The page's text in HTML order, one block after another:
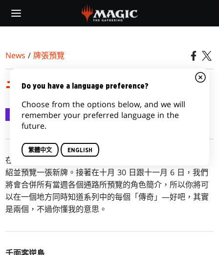
main
News / 牌張預覽
千面客逆島
牌張預覽 2020-11-04
在每天指揮官傳奇的預覽當中，我們將會分享一點簡短的介
紹並預覽一張新牌。接著在十月 30 日跟十一月 6 日，我們
將會合併所有當週各個通路所預覽的角色簡介，所以你將可
以在一個地方同時知道系列中的每個「傳奇」—好吧，其實
是兩個，不過你懂我的意思。
Do you have a language preference?
Choose from the options below, and we will
remember your preferred language in the
future.
繁體中文 ENGLISH